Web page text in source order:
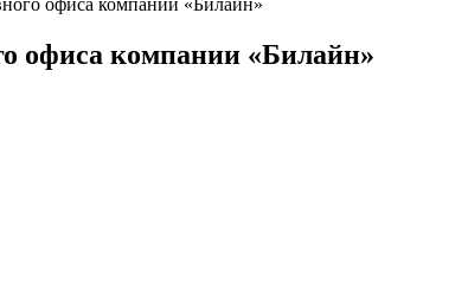
офиса компании «Билайн»
офиса компании «Билайн»